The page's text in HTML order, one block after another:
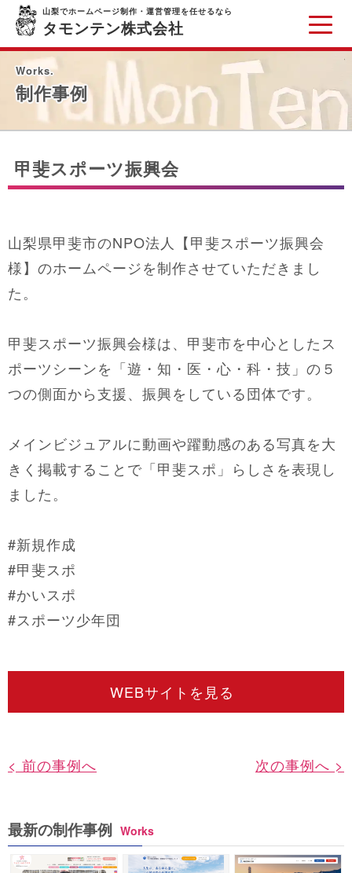
山梨でホームページ制作・運営管理を任せるなら
タモンテン株式会社
Works.
制作事例
甲斐スポーツ振興会
山梨県甲斐市のNPO法人【甲斐スポーツ振興会
様】のホームページを制作させていただきまし
た。
甲斐スポーツ振興会様は、甲斐市を中心としたス
ポーツシーンを「遊・知・医・心・科・技」の５
つの側面から支援、振興をしている団体です。
メインビジュアルに動画や躍動感のある写真を大
きく掲載することで「甲斐スポ」らしさを表現し
ました。
#新規作成
#甲斐スポ
#かいスポ
#スポーツ少年団
WEBサイトを見る
< 前の事例へ 次の事例へ >
最新の制作事例 Works